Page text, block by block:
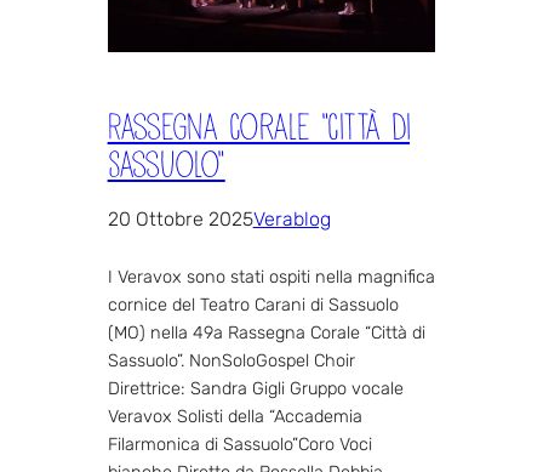
Rassegna Corale “Città Di
Sassuolo”
20 Ottobre 2025Verablog
I Veravox sono stati ospiti nella magnifica
cornice del Teatro Carani di Sassuolo
(MO) nella 49a Rassegna Corale “Città di
Sassuolo”. NonSoloGospel Choir
Direttrice: Sandra Gigli Gruppo vocale
Veravox Solisti della “Accademia
Filarmonica di Sassuolo”Coro Voci